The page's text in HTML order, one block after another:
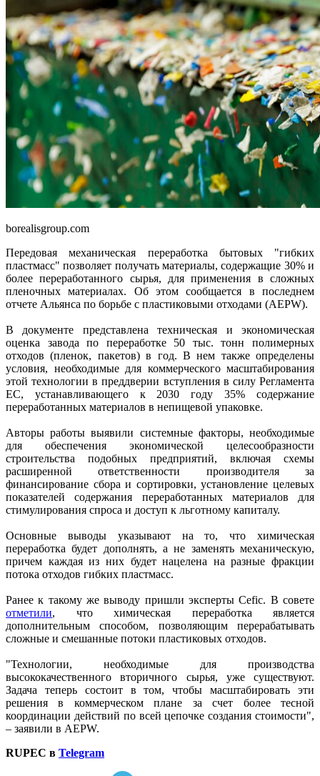
borealisgroup.com
Передовая механическая переработка бытовых "гибких
пластмасс" позволяет получать материалы, содержащие 30% и
более переработанного сырья, для применения в сложных
пленочных материалах. Об этом сообщается в последнем
отчете Альянса по борьбе с пластиковыми отходами (AEPW).
В документе представлена техническая и экономическая
оценка завода по переработке 50 тыс. тонн полимерных
отходов (пленок, пакетов) в год. В нем также определены
условия, необходимые для коммерческого масштабирования
этой технологии в преддверии вступления в силу Регламента
ЕС, устанавливающего к 2030 году 35% содержание
переработанных материалов в непищевой упаковке.
Авторы работы выявили системные факторы, необходимые
для обеспечения экономической целесообразности
строительства подобных предприятий, включая схемы
расширенной ответственности производителя за
финансирование сбора и сортировки, установление целевых
показателей содержания переработанных материалов для
стимулирования спроса и доступ к льготному капиталу.
Основные выводы указывают на то, что химическая
переработка будет дополнять, а не заменять механическую,
причем каждая из них будет нацелена на разные фракции
потока отходов гибких пластмасс.
Ранее к такому же выводу пришли эксперты Cefic. В совете
отметили, что химическая переработка является
дополнительным способом, позволяющим перерабатывать
сложные и смешанные потоки пластиковых отходов.
"Технологии, необходимые для производства
высококачественного вторичного сырья, уже существуют.
Задача теперь состоит в том, чтобы масштабировать эти
решения в коммерческом плане за счет более тесной
координации действий по всей цепочке создания стоимости",
– заявили в AEPW.
RUPEC в Telegram